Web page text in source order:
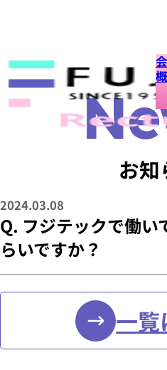
Q.
フ
テ
ッ
ク
で
働
お知
Q. フジテックで働い
らいですか？
2024.03.08
お
知
一覧